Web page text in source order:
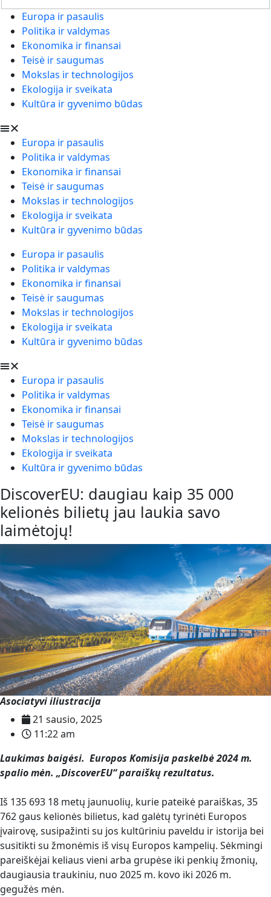
Europa ir pasaulis
Politika ir valdymas
Ekonomika ir finansai
Teisė ir saugumas
Mokslas ir technologijos
Ekologija ir sveikata
Kultūra ir gyvenimo būdas
Europa ir pasaulis
Politika ir valdymas
Ekonomika ir finansai
Teisė ir saugumas
Mokslas ir technologijos
Ekologija ir sveikata
Kultūra ir gyvenimo būdas
Europa ir pasaulis
Politika ir valdymas
Ekonomika ir finansai
Teisė ir saugumas
Mokslas ir technologijos
Ekologija ir sveikata
Kultūra ir gyvenimo būdas
Europa ir pasaulis
Politika ir valdymas
Ekonomika ir finansai
Teisė ir saugumas
Mokslas ir technologijos
Ekologija ir sveikata
Kultūra ir gyvenimo būdas
DiscoverEU: daugiau kaip 35 000
kelionės bilietų jau laukia savo
laimėtojų!
Asociatyvi iliustracija
21 sausio, 2025
11:22 am
Laukimas baigėsi. Europos Komisija paskelbė 2024 m.
spalio mėn. „DiscoverEU“ paraiškų rezultatus.
Iš 135 693 18 metų jaunuolių, kurie pateikė paraiškas, 35
762 gaus kelionės bilietus, kad galėtų tyrinėti Europos
įvairovę, susipažinti su jos kultūriniu paveldu ir istorija bei
susitikti su žmonėmis iš visų Europos kampelių. Sėkmingi
pareiškėjai keliaus vieni arba grupėse iki penkių žmonių,
daugiausia traukiniu, nuo 2025 m. kovo iki 2026 m.
gegužės mėn.